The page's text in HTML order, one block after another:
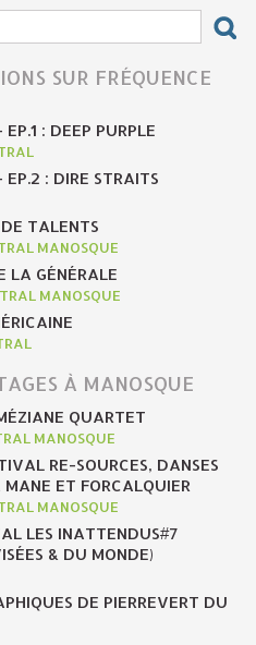
SUR FRÉQUENCE
: DEEP PURPLE
EP.2 : DIRE STRAITS
TALENTS
MANOSQUE
LA GÉNÉRALE
MANOSQUE
À MANOSQUE
QUARTET
MANOSQUE
RE-SOURCES, DANSES
ET FORCALQUIER
MANOSQUE
LES INATTENDUS#7
& DU MONDE)
DE PIERREVERT DU